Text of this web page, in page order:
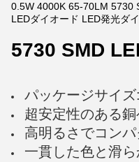
0.5W 4000K 65-70LM 5730
LEDダイオード LED発光ダ
5730 SMD
パッケージサイ
超安定性のある銅
高明るさでコン
一貫した色と滑